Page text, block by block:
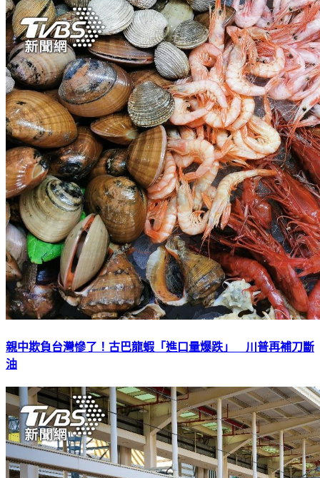
親中欺負台灣慘了！古巴龍蝦「進口量爆跌」 川普再補刀斷
油